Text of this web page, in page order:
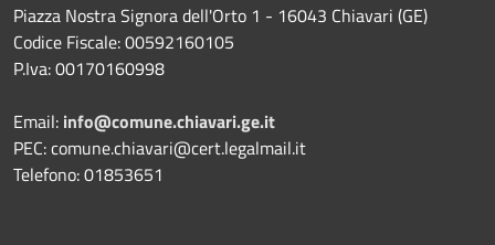
Piazza Nostra Signora dell'Orto 1 - 16043 Chiavari (GE)
Codice Fiscale: 00592160105
P.Iva: 00170160998
Email: info@comune.chiavari.ge.it
PEC: comune.chiavari@cert.legalmail.it
Telefono: 01853651